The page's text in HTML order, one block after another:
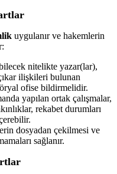
uygulanır ve hakemlerin
nitelikte yazar(lar),
ilişkileri bulunan
ofise bildirmelidir.
yapılan ortak çalışmalar,
rekabet durumları
dosyadan çekilmesi ve
sağlanır.